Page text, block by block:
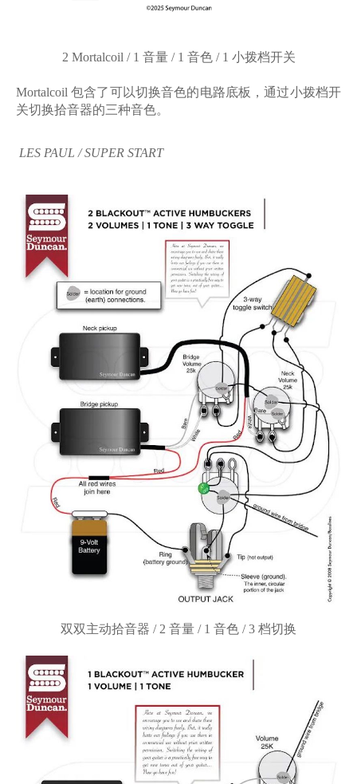
2 Mortalcoil / 1 音量 / 1 音色 / 1 小拨档开关
Mortalcoil 包含了可以切换音色的电路底板，通过小拨档开
关切换拾音器的三种音色。
LES PAUL / SUPER START
双双主动拾音器 / 2 音量 / 1 音色 / 3 档切换